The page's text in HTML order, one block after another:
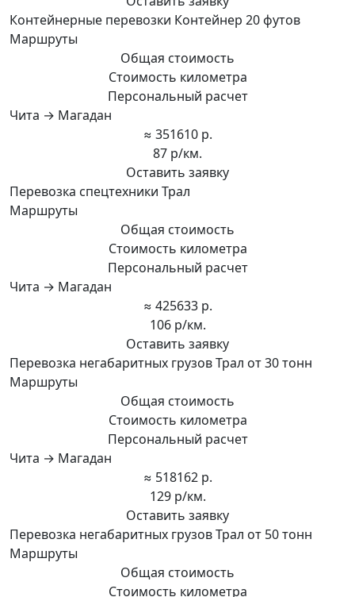
Контейнерные перевозки Контейнер 20 футов
Маршруты
Общая стоимость
Стоимость километра
Персональный расчет
Чита → Магадан
≈ 351610 р.
87 р/км.
Оставить заявку
Перевозка спецтехники Трал
Маршруты
Общая стоимость
Стоимость километра
Персональный расчет
Чита → Магадан
≈ 425633 р.
106 р/км.
Оставить заявку
Перевозка негабаритных грузов Трал от 30 тонн
Маршруты
Общая стоимость
Стоимость километра
Персональный расчет
Чита → Магадан
≈ 518162 р.
129 р/км.
Оставить заявку
Перевозка негабаритных грузов Трал от 50 тонн
Маршруты
Общая стоимость
Стоимость километра